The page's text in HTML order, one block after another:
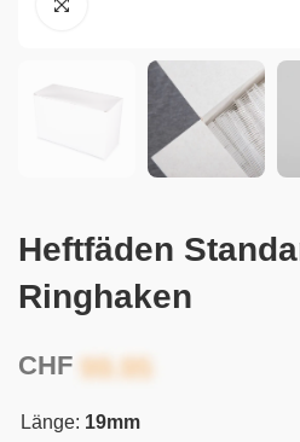
Heftfäden
Ringhaken
CHF
Länge: 19mm